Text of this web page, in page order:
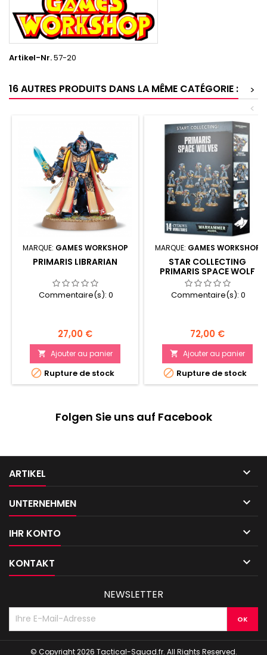
Artikel-Nr.57-20
16 AUTRES PRODUITS DANS LA MÊME CATÉGORIE :
>
<
MARQUE: GAMES WORKSHOP
PRIMARIS LIBRARIAN
Commentaire(s): 0
Prix
27,00 €
 Ajouter au panier
 Rupture de stock
MARQUE: GAMES WORKSHOP
STAR COLLECTING
PRIMARIS SPACE WOLF
Commentaire(s): 0
Prix
72,00 €
 Ajouter au panier
 Rupture de stock
Folgen Sie uns auf Facebook
ARTIKEL 
UNTERNEHMEN 
IHR KONTO 
KONTAKT 
NEWSLETTER
© Copyright 2026 Tactical-Squad.fr. All Rights Reserved.